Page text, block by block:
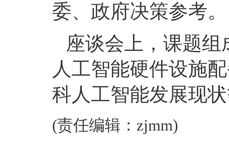
委、政府决策参考。
座谈会上，课题
人工智能硬件设施
科人工智能发展现
(责任编辑：zjmm)